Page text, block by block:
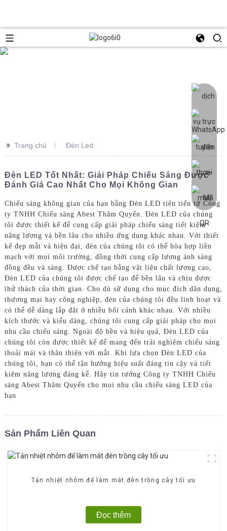
>> Trang chủ Đèn Led
Đèn LED Tốt Nhất: Giải Pháp Chiếu Sáng Được
Đánh Giá Cao Nhất Cho Mọi Không Gian
Chiếu sáng không gian của bạn bằng Đèn LED tiên tiến từ Công
ty TNHH Chiếu sáng Abest Thâm Quyến. Đèn LED của chúng
tôi được thiết kế để cung cấp giải pháp chiếu sáng tiết kiệm
năng lượng và bền lâu cho nhiều ứng dụng khác nhau. Với thiết
kế đẹp mắt và hiện đại, đèn của chúng tôi có thể hòa hợp liền
mạch với mọi môi trường, đồng thời cung cấp lượng ánh sáng
đồng đều và sáng. Được chế tạo bằng vật liệu chất lượng cao,
Đèn LED của chúng tôi được chế tạo để bền lâu và chịu được
thử thách của thời gian. Cho dù sử dụng cho mục đích dân dụng,
thương mại hay công nghiệp, đèn của chúng tôi đều linh hoạt và
có thể dễ dàng lắp đặt ở nhiều bối cảnh khác nhau. Với nhiều
kích thước và kiểu dáng, chúng tôi cung cấp giải pháp cho mọi
nhu cầu chiếu sáng. Ngoài độ bền và hiệu quả, Đèn LED của
chúng tôi còn được thiết kế để mang đến trải nghiệm chiếu sáng
thoải mái và thân thiện với mắt. Khi lựa chọn Đèn LED của
chúng tôi, bạn có thể tận hưởng hiệu suất đáng tin cậy và tiết
kiệm năng lượng đáng kể. Hãy tin tưởng Công ty TNHH Chiếu
sáng Abest Thâm Quyến cho mọi nhu cầu chiếu sáng LED của
bạn
Sản Phẩm Liên Quan
Tản nhiệt nhôm để làm mát đèn trồng cây tối ưu
Đọc thêm